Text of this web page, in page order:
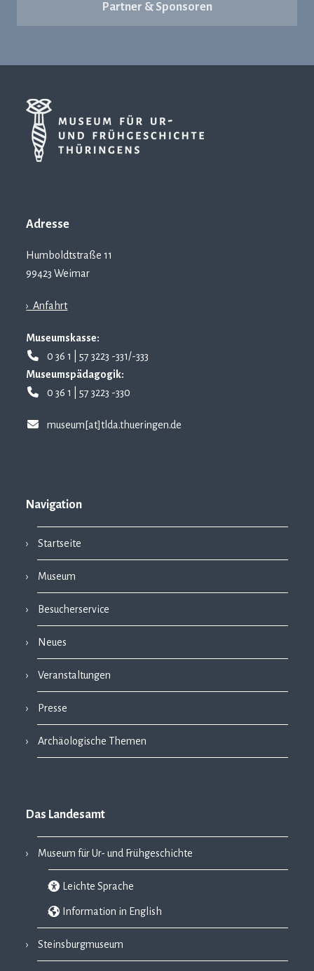
Partner & Sponsoren
Adresse
Humboldtstraße 11
99423 Weimar
› Anfahrt
Museumskasse:
0 36 1 | 57 3223 -331/-333
Museumspädagogik:
0 36 1 | 57 3223 -330
museum[at]tlda.thueringen.de
Navigation
Startseite
Museum
Besucherservice
Neues
Veranstaltungen
Presse
Archäologische Themen
Das Landesamt
Museum für Ur- und Frühgeschichte
Leichte Sprache
Information in English
Steinsburgmuseum